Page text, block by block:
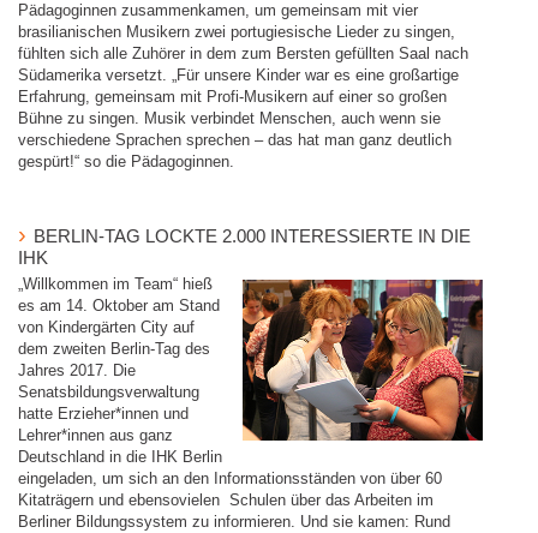
Pädagoginnen zusammenkamen, um gemeinsam mit vier
brasilianischen Musikern zwei portugiesische Lieder zu singen,
fühlten sich alle Zuhörer in dem zum Bersten gefüllten Saal nach
Südamerika versetzt. „Für unsere Kinder war es eine großartige
Erfahrung, gemeinsam mit Profi-Musikern auf einer so großen
Bühne zu singen. Musik verbindet Menschen, auch wenn sie
verschiedene Sprachen sprechen – das hat man ganz deutlich
gespürt!“ so die Pädagoginnen.
BERLIN-TAG LOCKTE 2.000 INTERESSIERTE IN DIE
IHK
„Willkommen im Team“ hieß
es am 14. Oktober am Stand
von Kindergärten City auf
dem zweiten Berlin-Tag des
Jahres 2017. Die
Senatsbildungsverwaltung
hatte Erzieher*innen und
Lehrer*innen aus ganz
Deutschland in die IHK Berlin
eingeladen, um sich an den Informationsständen von über 60
Kitaträgern und ebensovielen Schulen über das Arbeiten im
Berliner Bildungssystem zu informieren. Und sie kamen: Rund